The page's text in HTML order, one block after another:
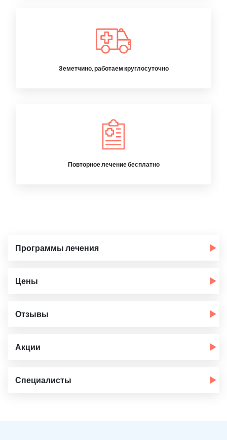
Земетчино, работаем круглосуточно
Повторное лечение бесплатно
Программы лечения
Цены
Отзывы
Акции
Специалисты